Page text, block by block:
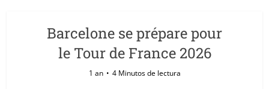
Barcelone se prépare pour
le Tour de France 2026
1 an 4 Minutos de lectura